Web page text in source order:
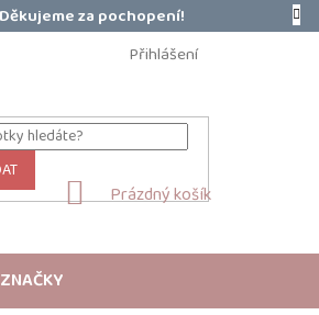
za pochopení!
Přihlášení
NÁKUPNÍ
Prázdný košík
ZNAČKY